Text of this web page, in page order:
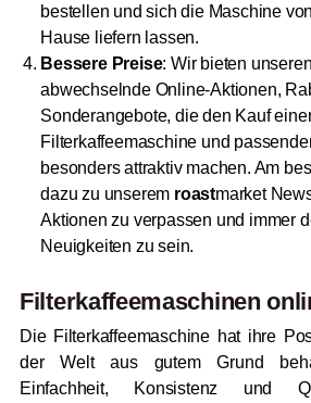
bestellen und sich die Maschine
Hause liefern lassen.
Bessere Preise: Wir bieten
abwechselnde Online-Aktionen,
Sonderangebote, die den Kauf
Filterkaffeemaschine und
besonders attraktiv machen. Am
dazu zu unserem roastmarket
Aktionen zu verpassen und immer
Neuigkeiten zu sein.
Filterkaffeemaschinen
Die Filterkaffeemaschine hat ihre
der Welt aus gutem Grund
Einfachheit, Konsistenz und